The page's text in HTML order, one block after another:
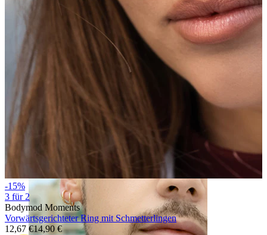
Dermal
-15%
3 für 2
Bodymod Moments
Vorwärtsgerichteter Ring mit Schmetterlingen
12,67 €14,90 €